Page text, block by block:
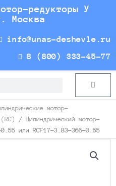
редукторы У
Москва
info@unas-deshevle.ru
8 (800) 333-45-77
Cart
мотор-
/ Цилиндрический мотор-
или RCF17-3.83-366-0.55